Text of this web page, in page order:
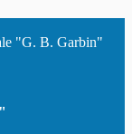
"G. B. Garbin"